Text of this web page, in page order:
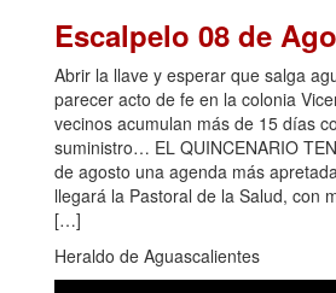
Escalpelo 08 de
Abrir la llave y esperar que salga
parecer acto de fe en la colonia
vecinos acumulan más de 15 días
suministro… EL QUINCENARIO
de agosto una agenda más
llegará la Pastoral de la Salud, con
[…]
Heraldo de Aguascalientes